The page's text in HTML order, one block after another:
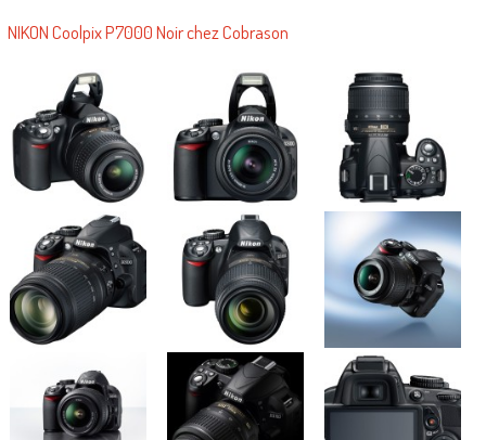
NIKON Coolpix P7000 Noir chez Cobrason